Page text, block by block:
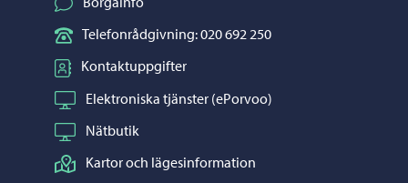
Telefonrådgivning: 020 692 250
Kontaktuppgifter
Elektroniska tjänster (ePorvoo)
Nätbutik
Kartor och lägesinformation